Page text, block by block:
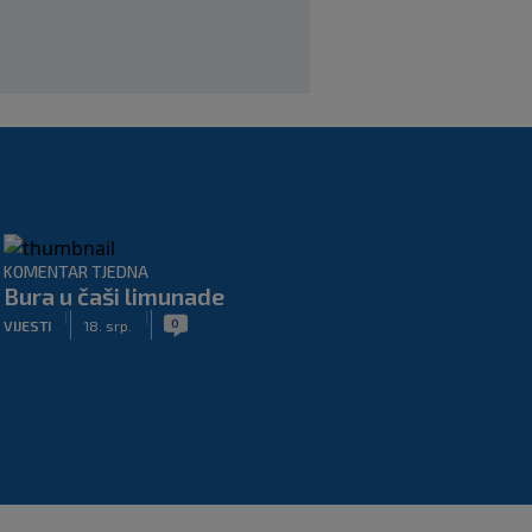
KOMENTAR TJEDNA
Bura u čaši limunade
VIJESTI
|
18. srp.
| 0